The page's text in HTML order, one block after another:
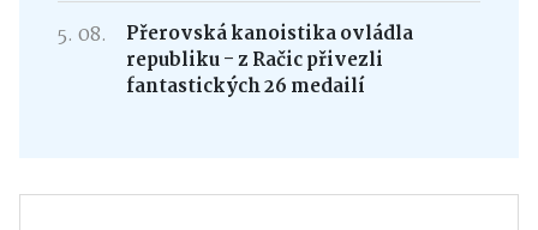
5. 08.
Přerovská kanoistika ovládla
republiku - z Račic přivezli
fantastických 26 medailí